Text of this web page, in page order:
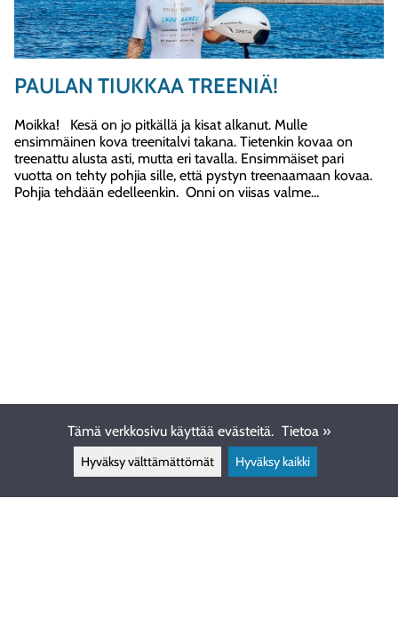
PAULAN TIUKKAA TREENIÄ!
Moikka! Kesä on jo pitkällä ja kisat alkanut. Mulle
ensimmäinen kova treenitalvi takana. Tietenkin kovaa on
treenattu alusta asti, mutta eri tavalla. Ensimmäiset pari
vuotta on tehty pohjia sille, että pystyn treenaamaan kovaa.
Pohjia tehdään edelleenkin. Onni on viisas valme...
Tämä verkkosivu käyttää evästeitä. Tietoa »
Hyväksy välttämättömät Hyväksy kaikki